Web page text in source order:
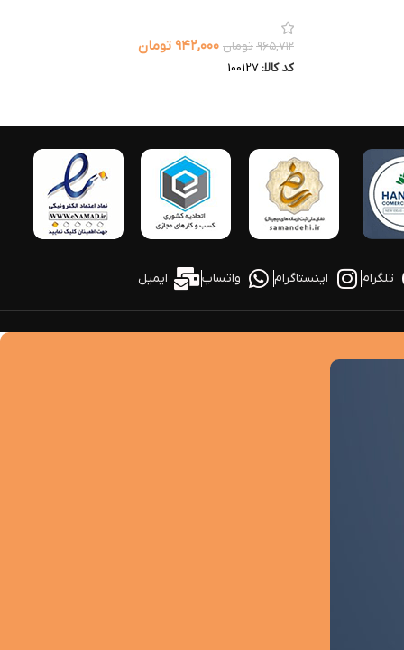
۹۶۵,۷۱۲ تومان ۹۴۲,۰۰۰ تومان
کد کالا: 100127
تلگرام اینستاگرام واتساپ ایمیل